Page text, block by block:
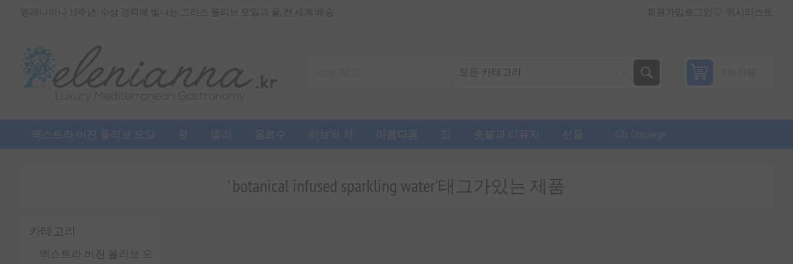
엘레니아나 13주년: 수상 경력에 빛나는 그리스 올리브 오일과 꿀, 전 세계 배송 회원가입 로그인 위시리스트
엑스트라 버진 올리브 오일 꿀 델리 음료수 허브와 차 아름다움 집 촛불과 디퓨저 선물 ✨Gift Concierge
카테고리
엑스트라 버진 올리브 오
' botanical infused sparkling water'태그가있는 제품